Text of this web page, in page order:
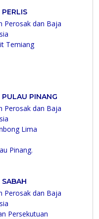
Perosak dan Baja
Temiang
PULAU PINANG
Perosak dan Baja
Lima
Pinang.
SABAH
Perosak dan Baja
Persekutuan